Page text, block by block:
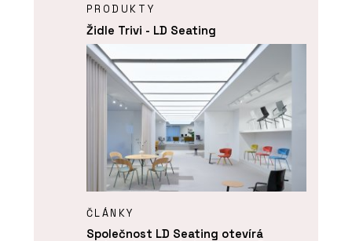
PRODUKTY
Židle Trivi - LD Seating
ČLÁNKY
Společnost LD Seating otevírá